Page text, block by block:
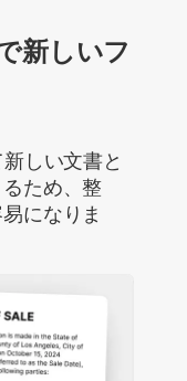
新しいフ
しい文書と
ため、整
になりま